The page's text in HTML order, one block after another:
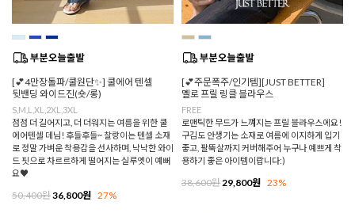
[💕4만장돌파/쿨원단✨] 쿨에어 텐셀
뒷밴딩 와이드진(숏/롱)
S,M,L,XL,2XL,3XL
점점 더 길어지고, 더 더워지는 여름을 위한 쿨
에어텐셀 데님! 후들후들~ 찰랑이는 텐셀 소재
로 정말 가벼운 착용감을 선사하며, 낙낙한 와이
드 핏으로 차르르하게 떨어지는 실루엣이 예뻐
요♥
50,400원36,800원 27%
[💕주문폭주/인기템][JUST BETTER]
멜로 프릴 링클 블라우스
FREE
로맨틱한 무드가 느껴지는 프릴 블라우스에요!
구김도 안생기는 소재로 여름에 이지하게 입기
좋고, 팔뚝살까지 커버해주어 누구나 예쁘게 착
용하기 좋은 아이템이랍니다:)
38,600원 29,800원 23%